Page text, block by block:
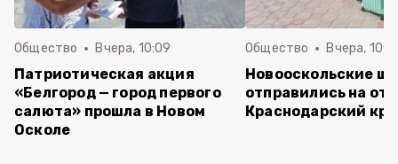
Общество Вчера, 10:09
Патриотическая акция
«Белгород — город первого
салюта» прошла в Новом
Осколе
Общество Вчера,
Новооскольские
отправились на
Краснодарский